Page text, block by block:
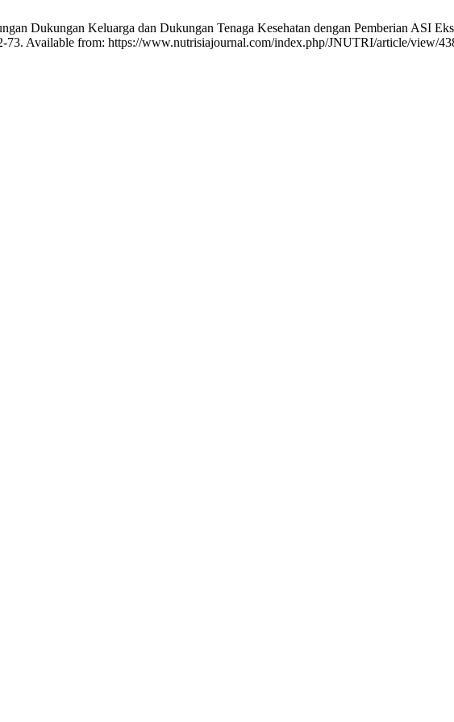
Dukungan Keluarga dan Dukungan Tenaga Kesehatan dengan Pemberian ASI
73. Available from: https://www.nutrisiajournal.com/index.php/JNUTRI/article/view/